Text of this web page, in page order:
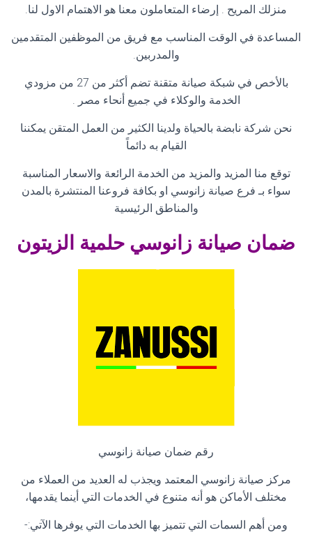
منزلك المريح . إرضاء المتعاملون معنا هو الاهتمام الاول لنا.
المساعدة في الوقت المناسب مع فريق من الموظفين المتقدمين
والمدربين.
بالأخص في شبكة صيانة متقنة تضم أكثر من 27 من مزودي
الخدمة والوكلاء في جميع أنحاء مصر .
نحن شركة نابضة بالحياة ولدينا الكثير من العمل المتقن يمكننا
القيام به دائماً
توقع منا المزيد والمزيد من الخدمة الرائعة والاسعار المناسبة
سواء بـ فرع صيانة زانوسي او بكافة فروعنا المنتشرة بالمدن
والمناطق الرئيسية
ضمان صيانة زانوسي حلمية الزيتون
رقم ضمان صيانة زانوسي
مركز صيانة زانوسي المعتمد ويجذب له العديد من العملاء من
مختلف الأماكن هو أنه متنوع في الخدمات التي أينما يقدمها،
ومن أهم السمات التي تتميز بها الخدمات التي يوفرها الآتي:-